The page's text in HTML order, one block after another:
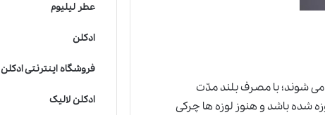
می شوند؛ با مصرف بلند مدّت
شده باشد و هنوز لوزه ها چرکی
عطر لیلیوم
ادکلن
فروشگاه اینترنتی ادکلن
ادکلن لالیک